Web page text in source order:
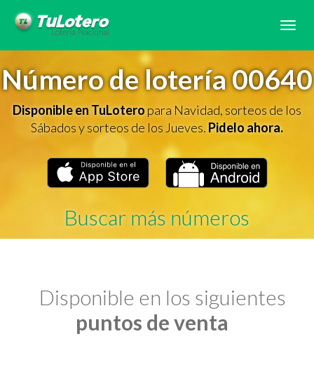
Número de lotería 00640
Disponible en TuLoteropara Navidad, sorteos de los
Sábados y sorteos de los Jueves.Pidelo ahora.
Buscar más números
Disponible en los siguientes
puntos de venta